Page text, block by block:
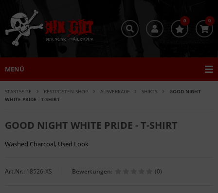
0 0
MENÜ
STARTSEITE RESTPOSTEN-SHOP AUSVERKAUF SHIRTS
GOOD NIGHT
WHITE PRIDE - T-SHIRT
GOOD NIGHT WHITE PRIDE - T-SHIRT
Washed Charcoal, Used Look
Art.Nr.: 18526-XS Bewertungen: (0)